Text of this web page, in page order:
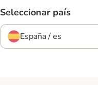
Seleccionar país
España / es